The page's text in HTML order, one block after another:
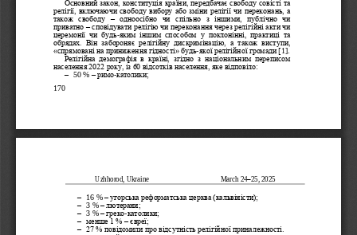
170
Основний закон, конституція країни, передбачає свободу совісті та
релігії, включаючи свободу вибору або зміни релігії чи переконань, а
також  свободу
– одноосібно  чи  спільно  з  іншими,  публічно  чи
приватно – сповідувати релігію чи переконання через релігійні акти чи
церемонії  чи  будь-яким  іншим  способом  у  поклонінні,  практиці  та
обрядах.  Він  забороняє  релігійну  дискримінацію,  а  також  виступи,
«спрямовані на приниження гідності» будь-якої релігійної громади [1].
Релігійна  демографія  в  країні,  згідно  з  національним  переписом
населення 2022 року, із 60 відсотків населення, яке відповіло:
– 50 % –римо-католики;
Uzhhorod, Ukraine March 24–25, 2025
– 16 % – угорська реформатська церква (кальвіністи);
– 3 % – лютерани;
– 3 % – греко-католики;
– менше 1 % – євреї;
– 27 % повідомили про відсутність релігійної приналежності.